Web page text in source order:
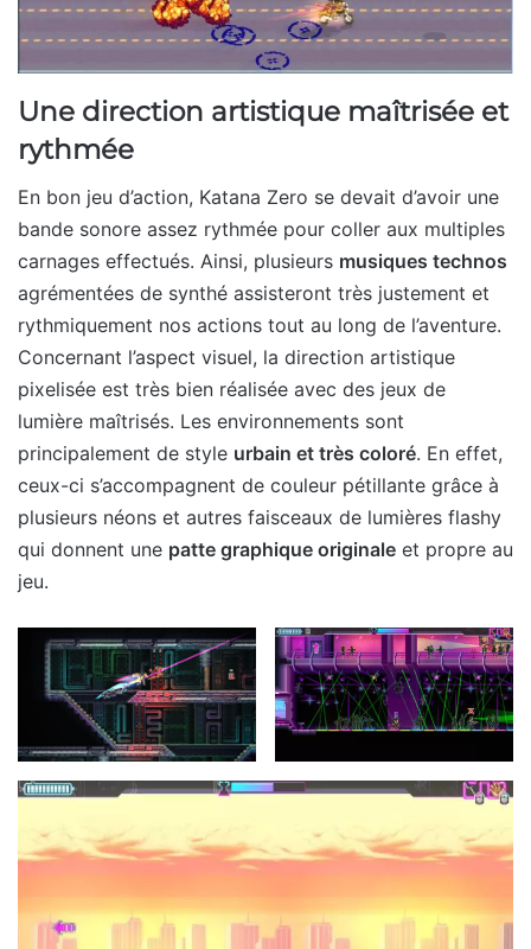
Une direction artistique maîtrisée et
rythmée
En bon jeu d’action, Katana Zero se devait d’avoir une
bande sonore assez rythmée pour coller aux multiples
carnages effectués. Ainsi, plusieurs musiques technos
agrémentées de synthé assisteront très justement et
rythmiquement nos actions tout au long de l’aventure.
Concernant l’aspect visuel, la direction artistique
pixelisée est très bien réalisée avec des jeux de
lumière maîtrisés. Les environnements sont
principalement de style urbain et très coloré. En effet,
ceux-ci s’accompagnent de couleur pétillante grâce à
plusieurs néons et autres faisceaux de lumières flashy
qui donnent une patte graphique originale et propre au
jeu.